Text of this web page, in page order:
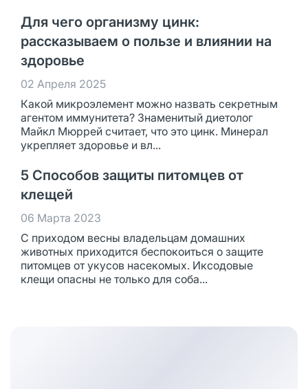
Для чего организму цинк:
рассказываем о пользе и влиянии на
здоровье
02 Апреля 2025
Какой микроэлемент можно назвать секретным
агентом иммунитета? Знаменитый диетолог
Майкл Мюррей считает, что это цинк. Минерал
укрепляет здоровье и вл...
5 Способов защиты питомцев от
клещей
06 Марта 2023
С приходом весны владельцам домашних
животных приходится беспокоиться о защите
питомцев от укусов насекомых. Иксодовые
клещи опасны не только для соба...